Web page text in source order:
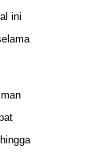
ini